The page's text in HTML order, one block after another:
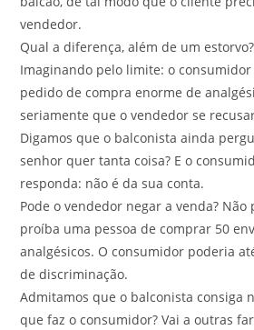
vendedor.
Qual a diferença, além de um estorvo?
Imaginando pelo limite: o
pedido de compra enorme de
seriamente que o vendedor se
Digamos que o balconista ainda
senhor quer tanta coisa? E o
responda: não é da sua conta.
Pode o vendedor negar a venda?
proíba uma pessoa de comprar 50
analgésicos. O consumidor poderia
de discriminação.
Admitamos que o balconista consiga
que faz o consumidor? Vai a outras